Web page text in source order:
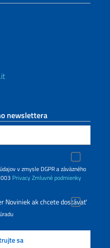
newslettera
v zmysle DGPR a záväzného
PrivacyZmluvné podmienky
Noviniek ak chcete dostávať